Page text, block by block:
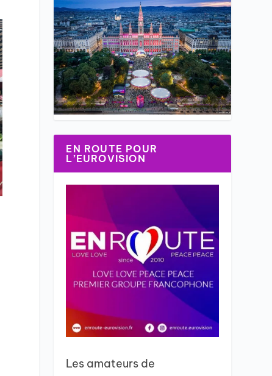
EN ROUTE POUR
L’EUROVISION
Les amateurs de